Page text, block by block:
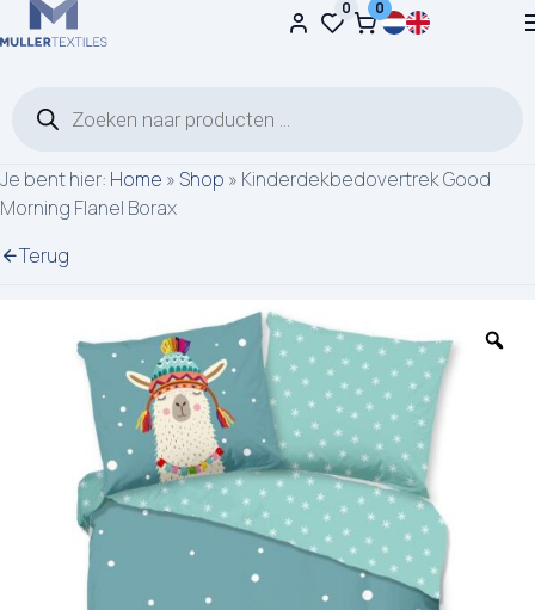
Ga naar de inhoud 0 0
Je bent hier: Home » Shop » Kinderdekbedovertrek Good
Morning Flanel Borax
Terug